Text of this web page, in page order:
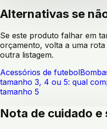
Alternativas se
Se este produto falhar em
orçamento, volta a uma
outra listagem.
Acessórios de futebol
tamanho 3, 4 ou 5: qual
tamanho 5
Nota de cuidado e